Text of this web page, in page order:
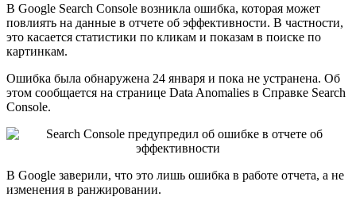
В Google Search Console возникла ошибка, которая может
повлиять на данные в отчете об эффективности. В частности,
это касается статистики по кликам и показам в поиске по
картинкам.
Ошибка была обнаружена 24 января и пока не устранена. Об
этом сообщается на странице Data Anomalies в Справке Search
Console.
В Google заверили, что это лишь ошибка в работе отчета, а не
изменения в ранжировании.